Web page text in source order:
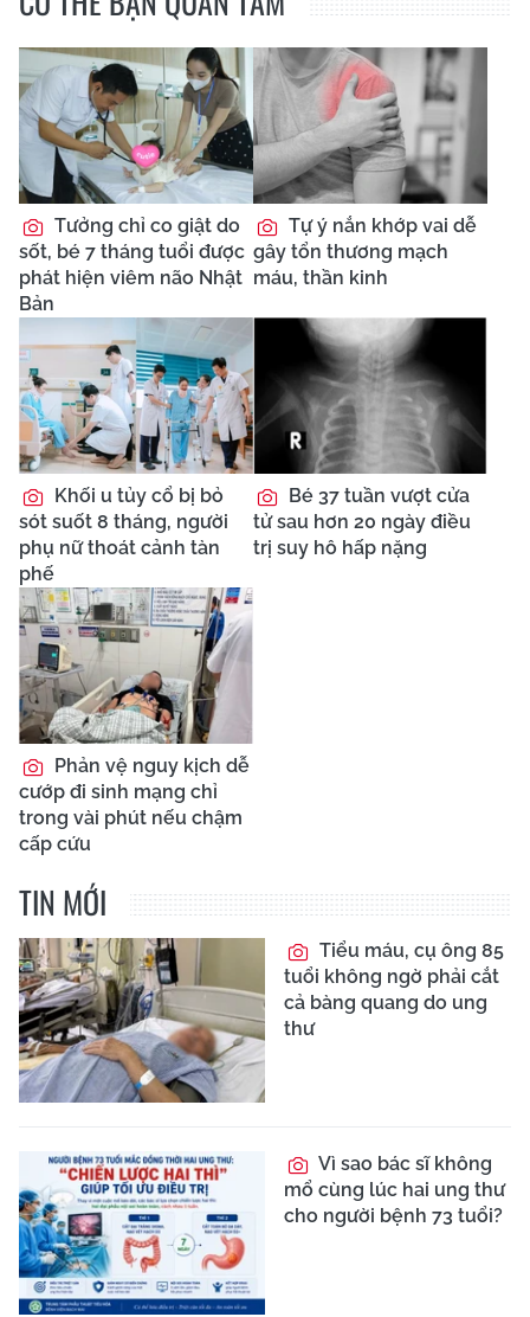
Tưởng chỉ co giật do
sốt, bé 7 tháng tuổi được
phát hiện viêm não Nhật
Bản
Tự ý nắn khớp vai dễ
gây tổn thương mạch
máu, thần kinh
Khối u tủy cổ bị bỏ
sót suốt 8 tháng, người
phụ nữ thoát cảnh tàn
phế
Bé 37 tuần vượt cửa
tử sau hơn 20 ngày điều
trị suy hô hấp nặng
Phản vệ nguy kịch dễ
cướp đi sinh mạng chỉ
trong vài phút nếu chậm
cấp cứu
TIN MỚI
Tiểu máu, cụ ông 85
tuổi không ngờ phải cắt
cả bàng quang do ung
thư
Vì sao bác sĩ không
mổ cùng lúc hai ung thư
cho người bệnh 73 tuổi?